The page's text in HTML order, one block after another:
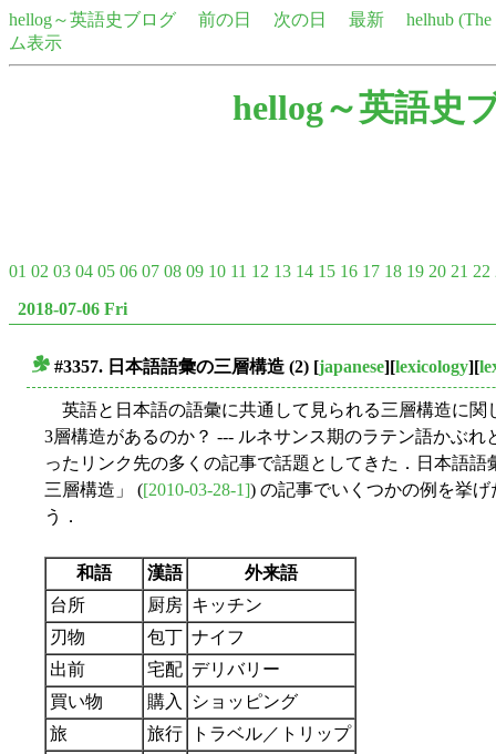
hellog～英語史ブログ 前の日 次の日 最新
helhub
ム表示
hellog～英語史
01 02 03 04 05 06 07 08 09 10 11 12 13 14 15 16 17 18 19 20 21 22
2018-07-06 Fri
#3357. 日本語語彙の三層構造 (2) [japanese][lexicology][
英語と日本語の語彙に共通して見られる三層構造に関
3層構造があるのか？ --- ルネサンス期のラテン語かぶれ
ったリンク先の多くの記事で話題としてきた．日本語
三層構造」 ([2010-03-28-1]) の記事でいくつかの例を挙
う．
和語 漢語
外来語
台所
厨房 キッチン
刃物
包丁 ナイフ
出前
宅配 デリバリー
買い物
購入
ショッピング
旅
旅行
トラベル／トリップ